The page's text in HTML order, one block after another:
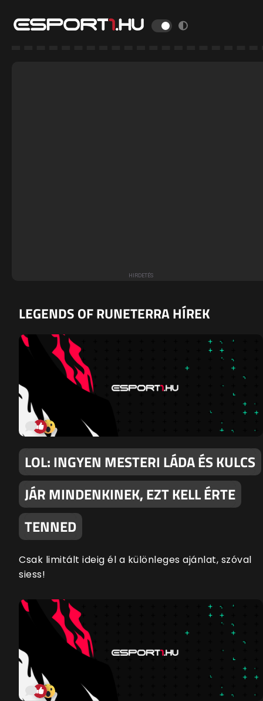
LEGENDS OF RUNETERRA HÍREK
LOL: INGYEN MESTERI LÁDA ÉS KULCS
JÁR MINDENKINEK, EZT KELL ÉRTE
TENNED
Csak limitált ideig él a különleges ajánlat, szóval
siess!